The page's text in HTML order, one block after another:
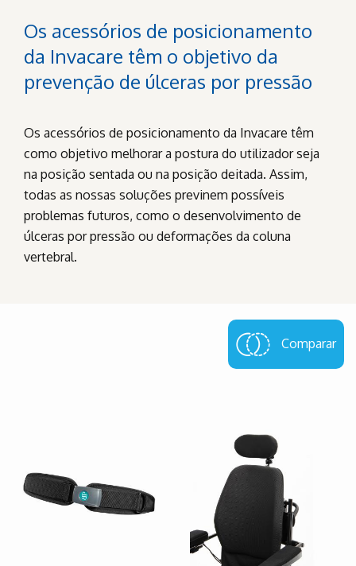
Os acessórios de posicionamento
da Invacare têm o objetivo da
prevenção de úlceras por pressão
Os acessórios de posicionamento da Invacare têm
como objetivo melhorar a postura do utilizador seja
na posição sentada ou na posição deitada. Assim,
todas as nossas soluções previnem possíveis
problemas futuros, como o desenvolvimento de
úlceras por pressão ou deformações da coluna
vertebral.
Comparar